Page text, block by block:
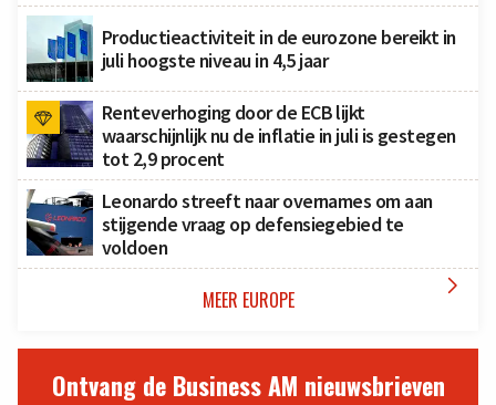
Productieactiviteit in de eurozone bereikt in
juli hoogste niveau in 4,5 jaar
Renteverhoging door de ECB lijkt
waarschijnlijk nu de inflatie in juli is gestegen
tot 2,9 procent
Leonardo streeft naar overnames om aan
stijgende vraag op defensiegebied te
voldoen
MEER EUROPE 
Ontvang de Business AM nieuwsbrieven